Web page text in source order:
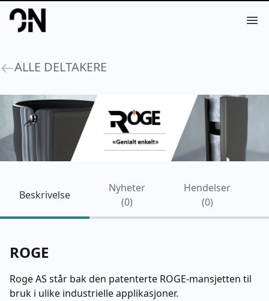
Your Company
ALLE DELTAKERE
Beskrivelse
Nyheter
(0)
Hendelser
(0)
ROGE
Roge AS står bak den patenterte ROGE-mansjetten til
bruk i ulike industrielle applikasjoner.